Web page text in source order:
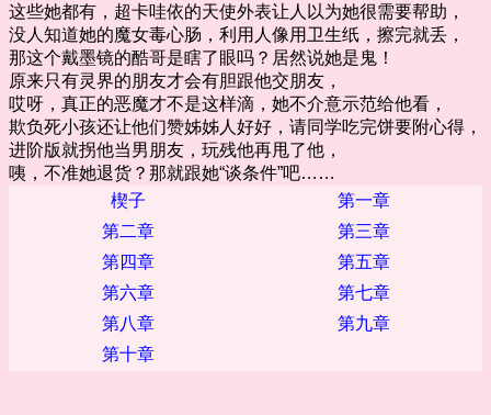
这些她都有，超卡哇依的天使外表让人以为她很需要帮助，
没人知道她的魔女毒心肠，利用人像用卫生纸，擦完就丢，
那这个戴墨镜的酷哥是瞎了眼吗？居然说她是鬼！
原来只有灵界的朋友才会有胆跟他交朋友，
哎呀，真正的恶魔才不是这样滴，她不介意示范给他看，
欺负死小孩还让他们赞姊姊人好好，请同学吃完饼要附心得，
进阶版就拐他当男朋友，玩残他再甩了他，
咦，不准她退货？那就跟她“谈条件”吧……
楔子
第一章
第二章
第三章
第四章
第五章
第六章
第七章
第八章
第九章
第十章